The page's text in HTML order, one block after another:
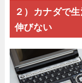
２）カナダで
伸びない